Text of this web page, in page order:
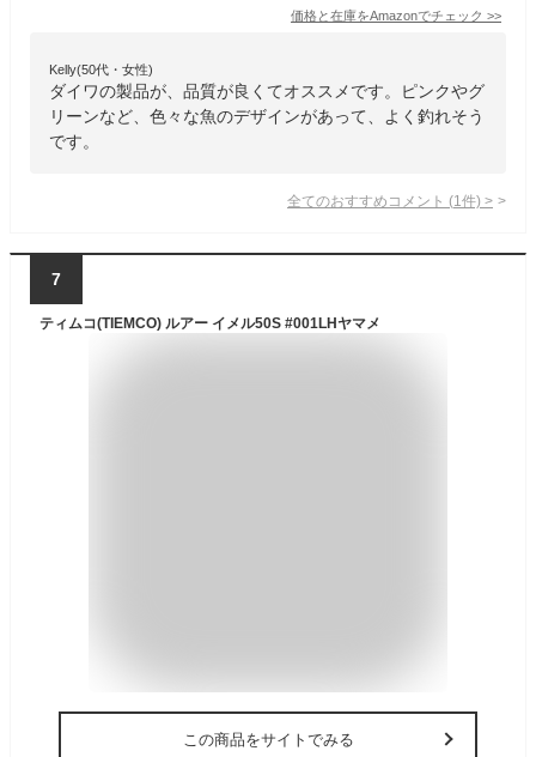
価格と在庫をAmazonでチェック >>
Kelly(50代・女性)
ダイワの製品が、品質が良くてオススメです。ピンクやグ
リーンなど、色々な魚のデザインがあって、よく釣れそう
です。
全てのおすすめコメント (1 件) >
7
ティムコ(TIEMCO) ルアー イメル50S #001LHヤマメ
この商品をサイトでみる